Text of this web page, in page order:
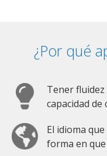
¿Por qué
Tener
capacidad
El idioma
forma en